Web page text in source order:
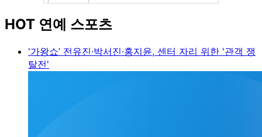
HOT 연예 스포츠
'가왕쇼’ 전유진·박서진·홍지윤, 센터 자리 위한 '관객 쟁
탈전'